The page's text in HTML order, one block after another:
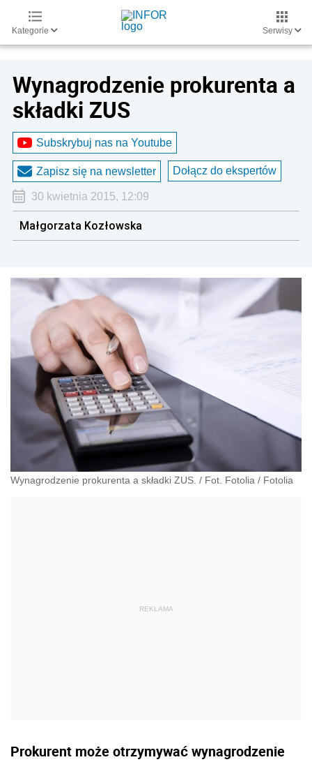
Kategorie Serwisy
Wynagrodzenie prokurenta a
składki ZUS
Subskrybuj nas na Youtube
Zapisz się na newsletter Dołącz do ekspertów
30 kwietnia 2015, 12:09
Małgorzata Kozłowska
Wynagrodzenie prokurenta a składki ZUS. / Fot. Fotolia / Fotolia
Prokurent może otrzymywać wynagrodzenie